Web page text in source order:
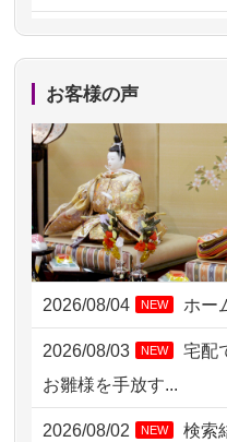
2026/08/05 15:07 東京
2026/08/05 11:33
2026/08/04 17:34 西亀
2026/08/04 15:40 千葉
2026/08/04 14:04 東京
2026/08/04 00:38 中野
2026/08/03 21:17 愛知
2026/08/02 18:47 虎ノ
お客様の声
2026/08/04 NEW ホー
2026/08/03 NEW
宅配
お雛様を手放す...
2026/08/02 NEW
検索